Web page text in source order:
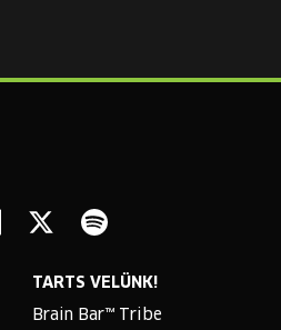
TARTS VELÜNK!
Brain Bar™ Tribe